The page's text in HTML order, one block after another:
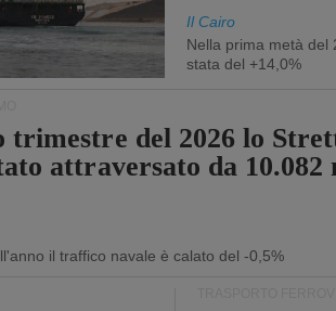
Il Cairo
Nella prima metà del
stata del +14,0%
trimestre del 2026 lo
attraversato da 10.082
il traffico navale è calato del -0,5%